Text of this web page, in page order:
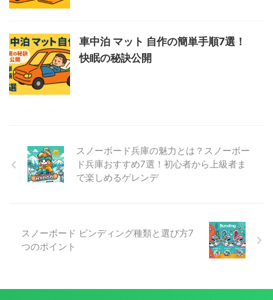
車中泊 マット 自作の簡単手順7選！
快眠の秘訣公開
スノーボード兵庫の魅力とは？スノーボー
ド兵庫おすすめ7選！初心者から上級者ま
で楽しめるゲレンデ
スノーボード ビンディング種類と選び方7
つのポイント